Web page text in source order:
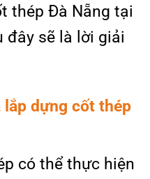
thép Đà Nẵng tại
đây sẽ là lời giải
lắp dựng cốt thép
có thể thực hiện